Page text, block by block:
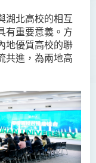
湖北高校的相互
有重要意義。方
地優質高校的聯
共進，為兩地高